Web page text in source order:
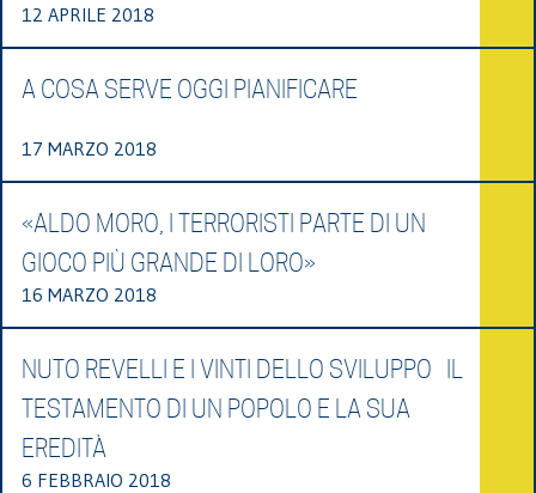
12 APRILE 2018
A COSA SERVE OGGI PIANIFICARE
17 MARZO 2018
«ALDO MORO, I TERRORISTI PARTE DI UN
GIOCO PIÙ GRANDE DI LORO»
16 MARZO 2018
NUTO REVELLI E I VINTI DELLO SVILUPPO IL
TESTAMENTO DI UN POPOLO E LA SUA
EREDITÀ
6 FEBBRAIO 2018